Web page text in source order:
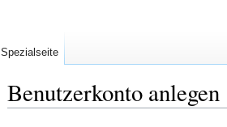
Benutzerkonto anlegen
Spezialseite